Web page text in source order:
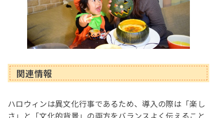
関連情報
ハロウィンは異文化行事であるため、導入の際は「楽し